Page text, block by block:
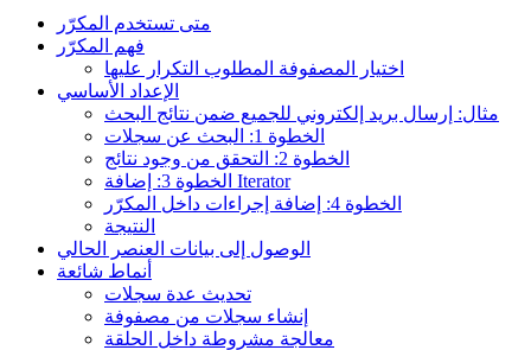
متى تستخدم المكرّر
فهم المكرّر
اختيار المصفوفة المطلوب التكرار عليها
الإعداد الأساسي
مثال: إرسال بريد إلكتروني للجميع ضمن نتائج البحث
الخطوة 1: البحث عن سجلات
الخطوة 2: التحقق من وجود نتائج
الخطوة 3: إضافة Iterator
الخطوة 4: إضافة إجراءات داخل المكرّر
النتيجة
الوصول إلى بيانات العنصر الحالي
أنماط شائعة
تحديث عدة سجلات
إنشاء سجلات من مصفوفة
معالجة مشروطة داخل الحلقة